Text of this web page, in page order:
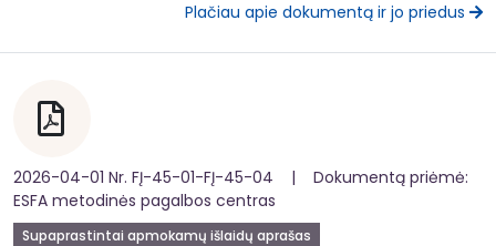
Plačiau apie dokumentą ir jo priedus
2026-04-01 Nr. FĮ-45-01-FĮ-45-04 | Dokumentą priėmė:
ESFA metodinės pagalbos centras
Supaprastintai apmokamų išlaidų aprašas